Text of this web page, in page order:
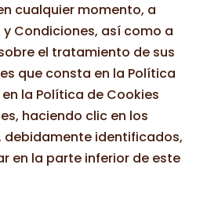
cualquier momento, a
Condiciones, así como a
el tratamiento de sus
que consta en la Política
la Política de Cookies
haciendo clic en los
debidamente identificados,
en la parte inferior de este